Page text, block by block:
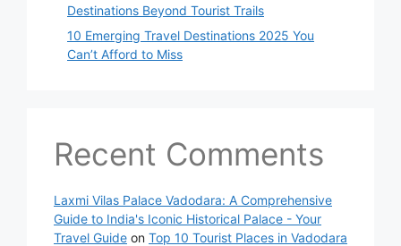
Destinations Beyond Tourist Trails
10 Emerging Travel Destinations 2025 You
Can’t Afford to Miss
Recent Comments
Laxmi Vilas Palace Vadodara: A Comprehensive
Guide to India's Iconic Historical Palace - Your
Travel Guide on Top 10 Tourist Places in Vadodara